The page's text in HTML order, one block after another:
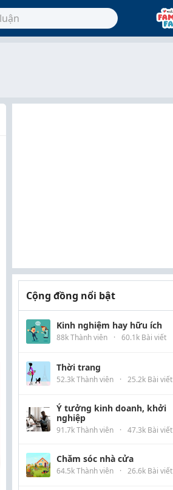
Cộng đồng nổi bật
Kinh nghiệm hay hữu ích
88k Thành viên · 60.1k Bài viết
Thời trang
52.3k Thành viên · 25.2k Bài viết
Ý tưởng kinh doanh, khởi
nghiệp
91.7k Thành viên · 47.3k Bài viết
Chăm sóc nhà cửa
64.5k Thành viên · 26.6k Bài viết